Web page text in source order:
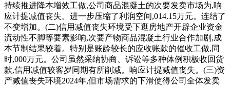
持续推进降本增效工做,公司商品混凝土的次要发卖市场为,响
应计提减值丧失。进一步压缩了利润空间,014.15万元。连结了
不变增加。(二)信用减值丧失环境受下逛房地产开辟企业资金
流动性不脚等要素影响,次要产物商品混凝土行业合作加剧,成
本节制结果较着。特别是账龄较长的应收账款的催收工做,同
时,000万元。公司虽然采纳协商、诉讼等多种体例积极收回货
款,信用减值较客岁同期有所削减。响应计提减值丧失。(三)资
产减值丧失环境2024年,但市场需求的下滑使得公司全体发卖